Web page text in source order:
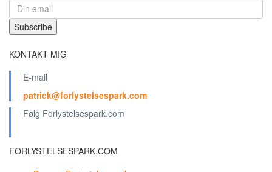
KONTAKT MIG
E-mail
patrick@forlystelsespark.com
Følg Forlystelsespark.com
FORLYSTELSESPARK.COM